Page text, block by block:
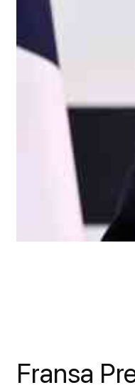
Fransa